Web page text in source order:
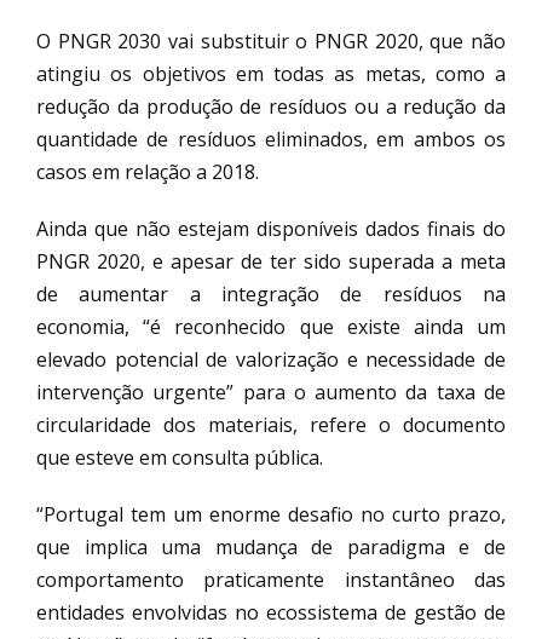
O PNGR 2030 vai substituir o PNGR 2020, que não
atingiu os objetivos em todas as metas, como a
redução da produção de resíduos ou a redução da
quantidade de resíduos eliminados, em ambos os
casos em relação a 2018.
Ainda que não estejam disponíveis dados finais do
PNGR 2020, e apesar de ter sido superada a meta
de aumentar a integração de resíduos na
economia, “é reconhecido que existe ainda um
elevado potencial de valorização e necessidade de
intervenção urgente” para o aumento da taxa de
circularidade dos materiais, refere o documento
que esteve em consulta pública.
“Portugal tem um enorme desafio no curto prazo,
que implica uma mudança de paradigma e de
comportamento praticamente instantâneo das
entidades envolvidas no ecossistema de gestão de